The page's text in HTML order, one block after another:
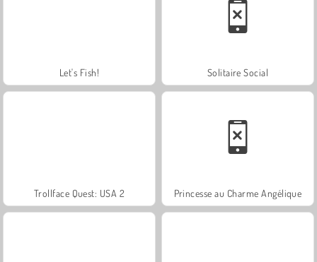
Let's Fish! Solitaire Social
Trollface Quest: USA 2 Princesse au Charme Angélique